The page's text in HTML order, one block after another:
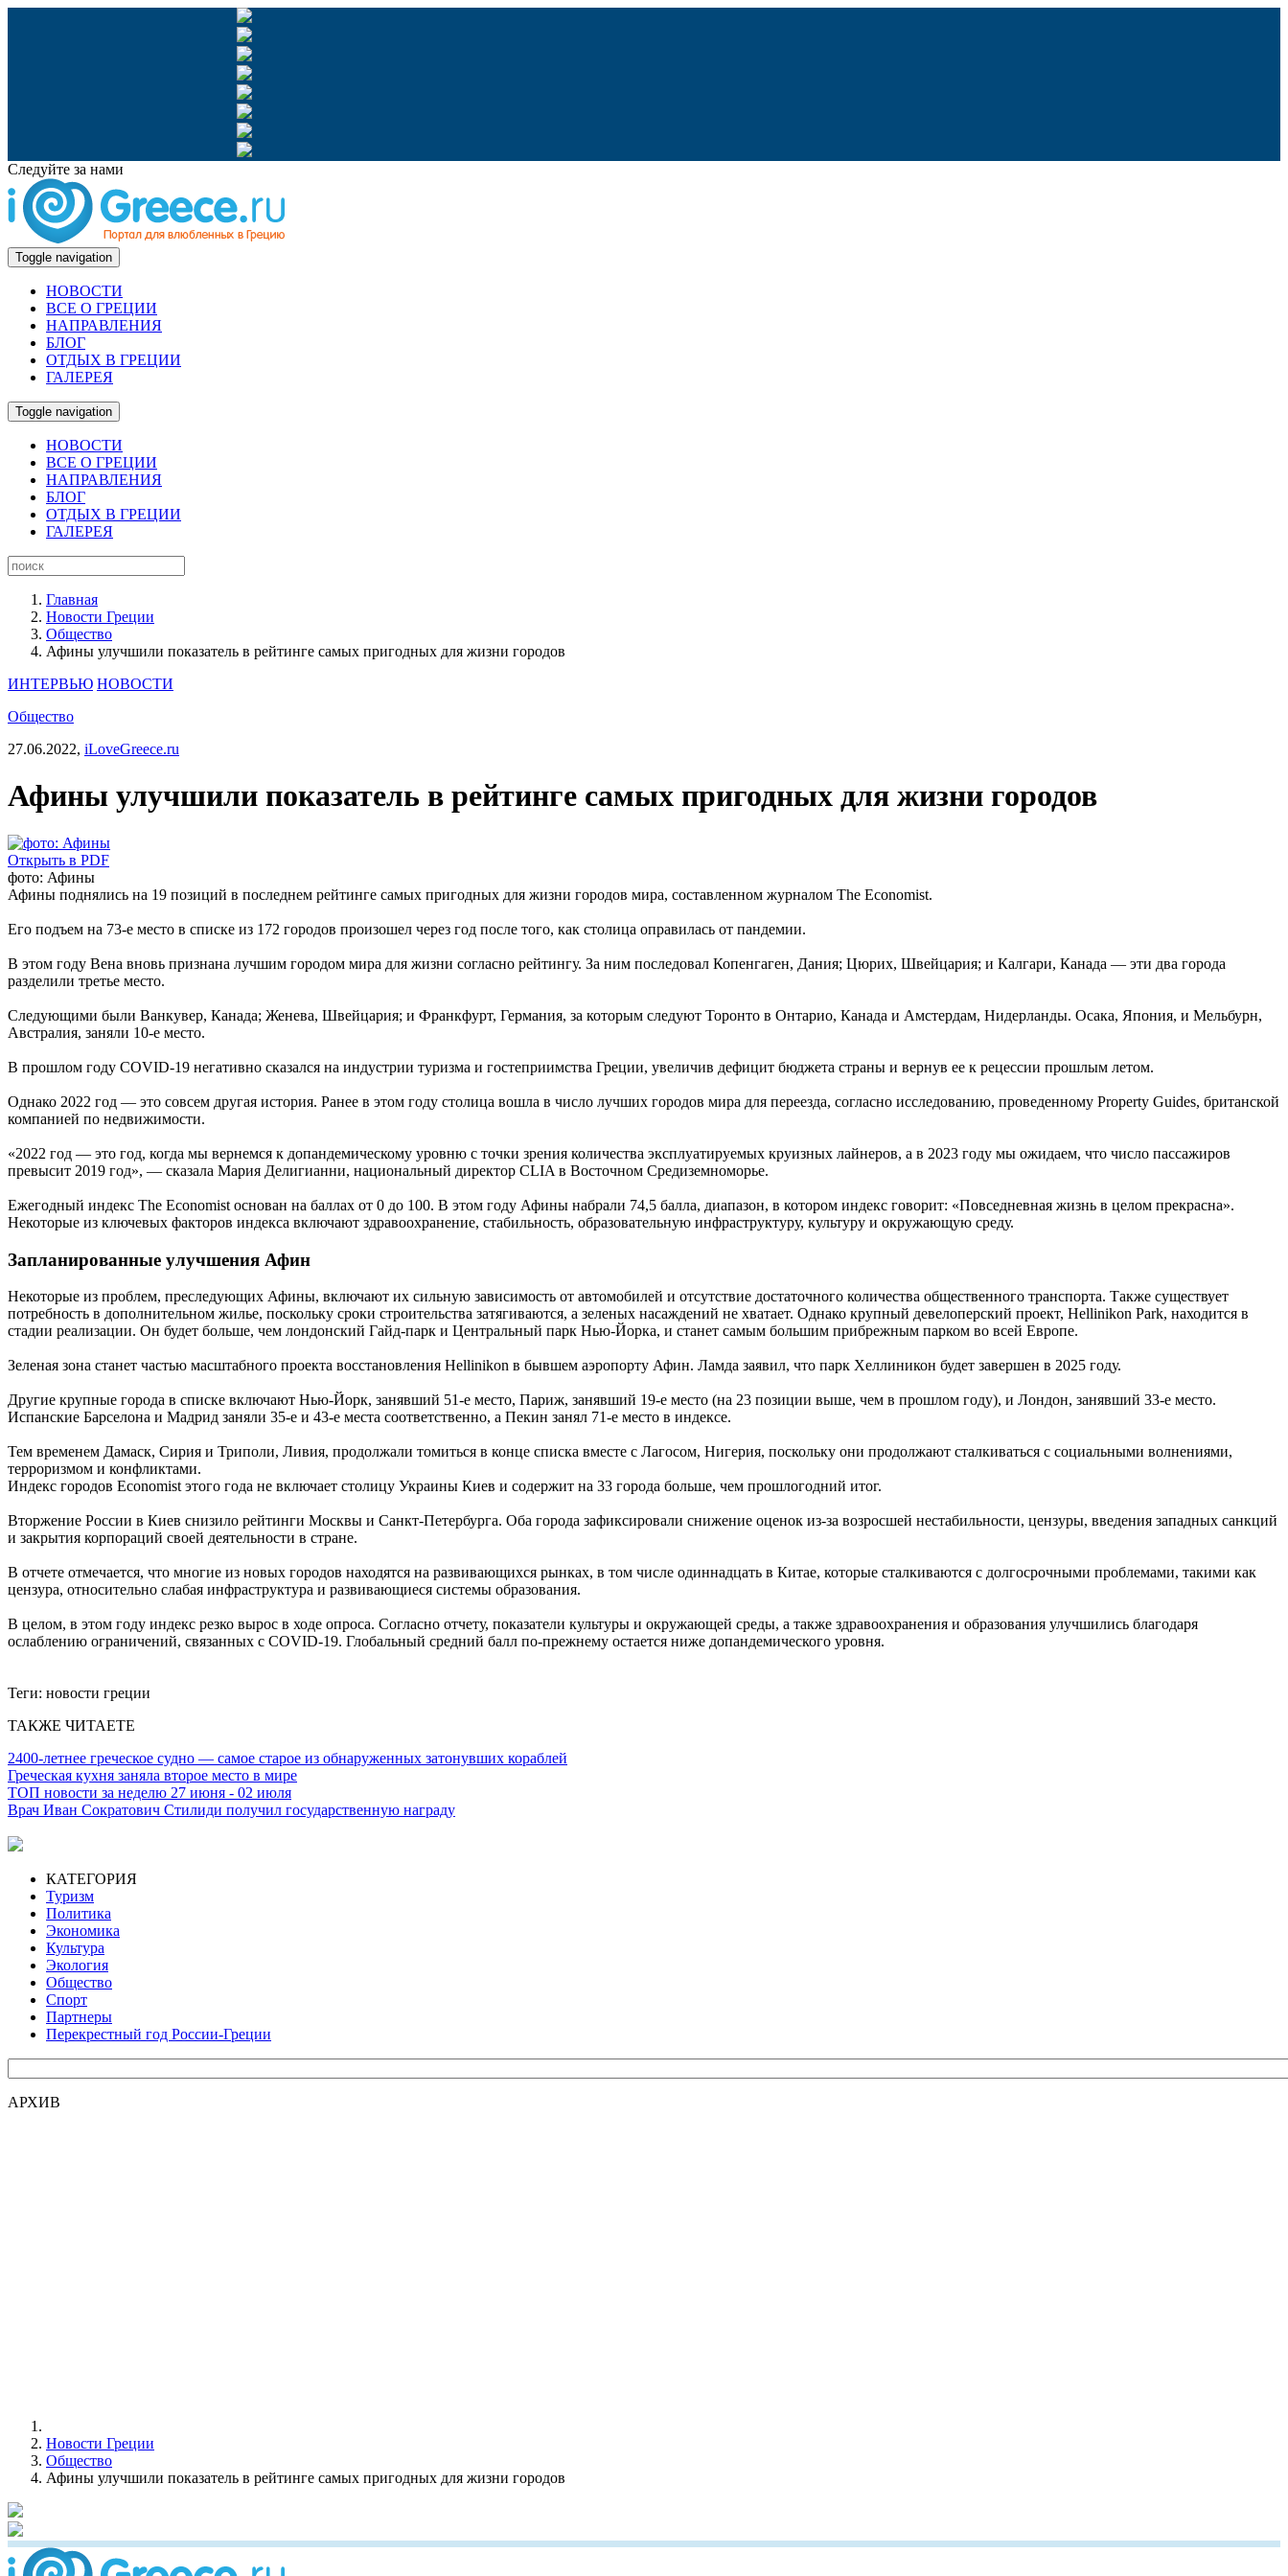
Следуйте за нами
Toggle navigation
НОВОСТИ
ВСЕ О ГРЕЦИИ
НАПРАВЛЕНИЯ
БЛОГ
ОТДЫХ В ГРЕЦИИ
ГАЛЕРЕЯ
Toggle navigation
НОВОСТИ
ВСЕ О ГРЕЦИИ
НАПРАВЛЕНИЯ
БЛОГ
ОТДЫХ В ГРЕЦИИ
ГАЛЕРЕЯ
Главная
Новости Греции
Общество
Афины улучшили показатель в рейтинге самых пригодных для жизни городов
ИНТЕРВЬЮ НОВОСТИ
Общество
27.06.2022, iLoveGreece.ru
Афины улучшили показатель в рейтинге самых пригодных для жизни городов
Открыть в PDF
фото: Афины
Афины поднялись на 19 позиций в последнем рейтинге самых пригодных для жизни городов мира, составленном журналом The Economist.
Его подъем на 73-е место в списке из 172 городов произошел через год после того, как столица оправилась от пандемии.
В этом году Вена вновь признана лучшим городом мира для жизни согласно рейтингу. За ним последовал Копенгаген, Дания; Цюрих, Швейцария; и Калгари, Канада — эти два города
разделили третье место.
Следующими были Ванкувер, Канада; Женева, Швейцария; и Франкфурт, Германия, за которым следуют Торонто в Онтарио, Канада и Амстердам, Нидерланды. Осака, Япония, и Мельбурн,
Австралия, заняли 10-е место.
В прошлом году COVID-19 негативно сказался на индустрии туризма и гостеприимства Греции, увеличив дефицит бюджета страны и вернув ее к рецессии прошлым летом.
Однако 2022 год — это совсем другая история. Ранее в этом году столица вошла в число лучших городов мира для переезда, согласно исследованию, проведенному Property Guides, британской
компанией по недвижимости.
«2022 год — это год, когда мы вернемся к допандемическому уровню с точки зрения количества эксплуатируемых круизных лайнеров, а в 2023 году мы ожидаем, что число пассажиров
превысит 2019 год», — сказала Мария Делигианни, национальный директор CLIA в Восточном Средиземноморье.
Ежегодный индекс The Economist основан на баллах от 0 до 100. В этом году Афины набрали 74,5 балла, диапазон, в котором индекс говорит: «Повседневная жизнь в целом прекрасна».
Некоторые из ключевых факторов индекса включают здравоохранение, стабильность, образовательную инфраструктуру, культуру и окружающую среду.
Запланированные улучшения Афин
Некоторые из проблем, преследующих Афины, включают их сильную зависимость от автомобилей и отсутствие достаточного количества общественного транспорта. Также существует
потребность в дополнительном жилье, поскольку сроки строительства затягиваются, а зеленых насаждений не хватает. Однако крупный девелоперский проект, Hellinikon Park, находится в
стадии реализации. Он будет больше, чем лондонский Гайд-парк и Центральный парк Нью-Йорка, и станет самым большим прибрежным парком во всей Европе.
Зеленая зона станет частью масштабного проекта восстановления Hellinikon в бывшем аэропорту Афин. Ламда заявил, что парк Хеллиникон будет завершен в 2025 году.
Другие крупные города в списке включают Нью-Йорк, занявший 51-е место, Париж, занявший 19-е место (на 23 позиции выше, чем в прошлом году), и Лондон, занявший 33-е место.
Испанские Барселона и Мадрид заняли 35-е и 43-е места соответственно, а Пекин занял 71-е место в индексе.
Тем временем Дамаск, Сирия и Триполи, Ливия, продолжали томиться в конце списка вместе с Лагосом, Нигерия, поскольку они продолжают сталкиваться с социальными волнениями,
терроризмом и конфликтами.
Индекс городов Economist этого года не включает столицу Украины Киев и содержит на 33 города больше, чем прошлогодний итог.
Вторжение России в Киев снизило рейтинги Москвы и Санкт-Петербурга. Оба города зафиксировали снижение оценок из-за возросшей нестабильности, цензуры, введения западных санкций
и закрытия корпораций своей деятельности в стране.
В отчете отмечается, что многие из новых городов находятся на развивающихся рынках, в том числе одиннадцать в Китае, которые сталкиваются с долгосрочными проблемами, такими как
цензура, относительно слабая инфраструктура и развивающиеся системы образования.
В целом, в этом году индекс резко вырос в ходе опроса. Согласно отчету, показатели культуры и окружающей среды, а также здравоохранения и образования улучшились благодаря
ослаблению ограничений, связанных с COVID-19. Глобальный средний балл по-прежнему остается ниже допандемического уровня.
Теги: новости греции
ТАКЖЕ ЧИТАЕТЕ
2400-летнее греческое судно — самое старое из обнаруженных затонувших кораблей
Греческая кухня заняла второе место в мире
ТОП новости за неделю 27 июня - 02 июля
Врач Иван Сократович Стилиди получил государственную награду
КАТЕГОРИЯ
Туризм
Политика
Экономика
Культура
Экология
Общество
Спорт
Партнеры
Перекрестный год России-Греции
АРХИВ
Новости Греции
Общество
Афины улучшили показатель в рейтинге самых пригодных для жизни городов